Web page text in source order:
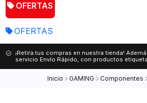
OFERTAS
OFERTAS
¡Retira tus compras en nuestra tienda!
servicio Envío Rápido, con productos
Inicio GAMING Componentes